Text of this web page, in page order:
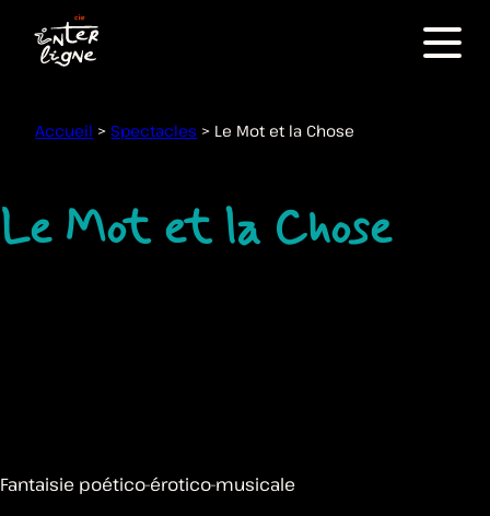
Menu
Accueil >Spectacles > Le Mot et la Chose
Le Mot et la Chose
Fantaisie poético-érotico-musicale